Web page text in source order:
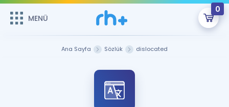
MENÜ
0
Sepetin Şu An Boş.
Remzi Hoca ile seni sınava hazırlayacak onlarca eğitim seni
bekliyor!
MENÜ
Ana Sayfa Sözlük dislocated